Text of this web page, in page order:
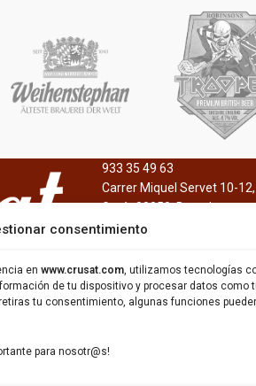
consentimiento
en www.crusat.com, utilizamos tecnologías
de tu dispositivo y procesar datos como
tu consentimiento, algunas funciones
para nosotr@s!
933 35 49 63
Carrer Miquel Servet 10-12,
Gavà, 08850, Barcelona.